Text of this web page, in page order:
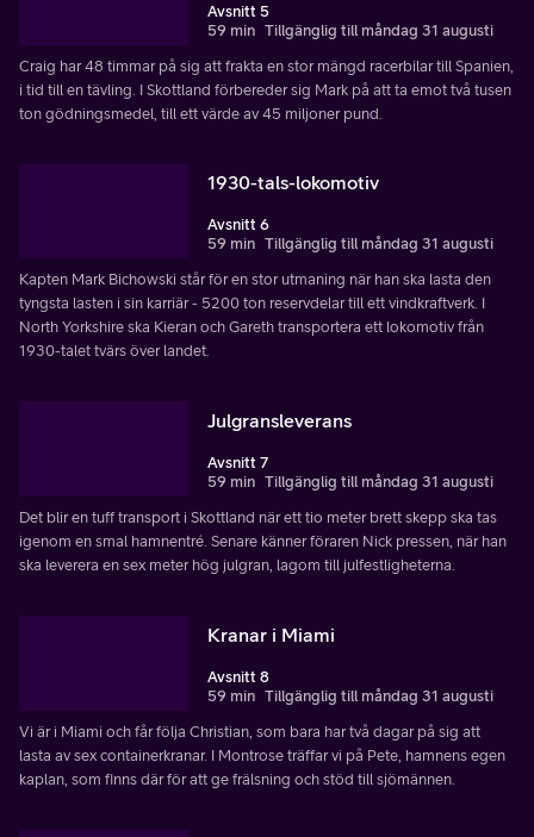
Avsnitt 5
59 min Tillgänglig till måndag 31 augusti
Craig har 48 timmar på sig att frakta en stor mängd racerbilar till Spanien,
i tid till en tävling. I Skottland förbereder sig Mark på att ta emot två tusen
ton gödningsmedel, till ett värde av 45 miljoner pund.
1930-tals-lokomotiv
Avsnitt 6
59 min Tillgänglig till måndag 31 augusti
Kapten Mark Bichowski står för en stor utmaning när han ska lasta den
tyngsta lasten i sin karriär - 5200 ton reservdelar till ett vindkraftverk. I
North Yorkshire ska Kieran och Gareth transportera ett lokomotiv från
1930-talet tvärs över landet.
Julgransleverans
Avsnitt 7
59 min Tillgänglig till måndag 31 augusti
Det blir en tuff transport i Skottland när ett tio meter brett skepp ska tas
igenom en smal hamnentré. Senare känner föraren Nick pressen, när han
ska leverera en sex meter hög julgran, lagom till julfestligheterna.
Kranar i Miami
Avsnitt 8
59 min Tillgänglig till måndag 31 augusti
Vi är i Miami och får följa Christian, som bara har två dagar på sig att
lasta av sex containerkranar. I Montrose träffar vi på Pete, hamnens egen
kaplan, som finns där för att ge frälsning och stöd till sjömännen.